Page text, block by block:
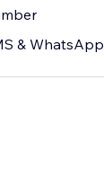
& WhatsApp